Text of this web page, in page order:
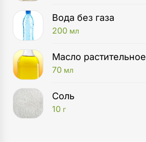
Вода без газа
200 мл
Масло растительное
70 мл
Соль
10 г